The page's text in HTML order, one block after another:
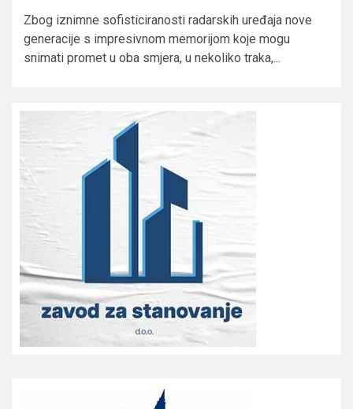
Zbog iznimne sofisticiranosti radarskih uređaja nove
generacije s impresivnom memorijom koje mogu
snimati promet u oba smjera, u nekoliko traka,...